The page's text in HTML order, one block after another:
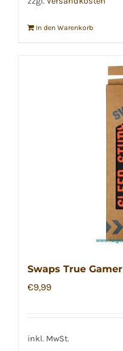
In den Warenkorb
Swaps True Gamer
€9,99
inkl. MwSt.